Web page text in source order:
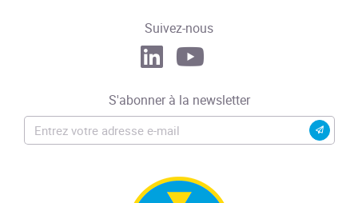
Suivez-nous
S'abonner à la newsletter